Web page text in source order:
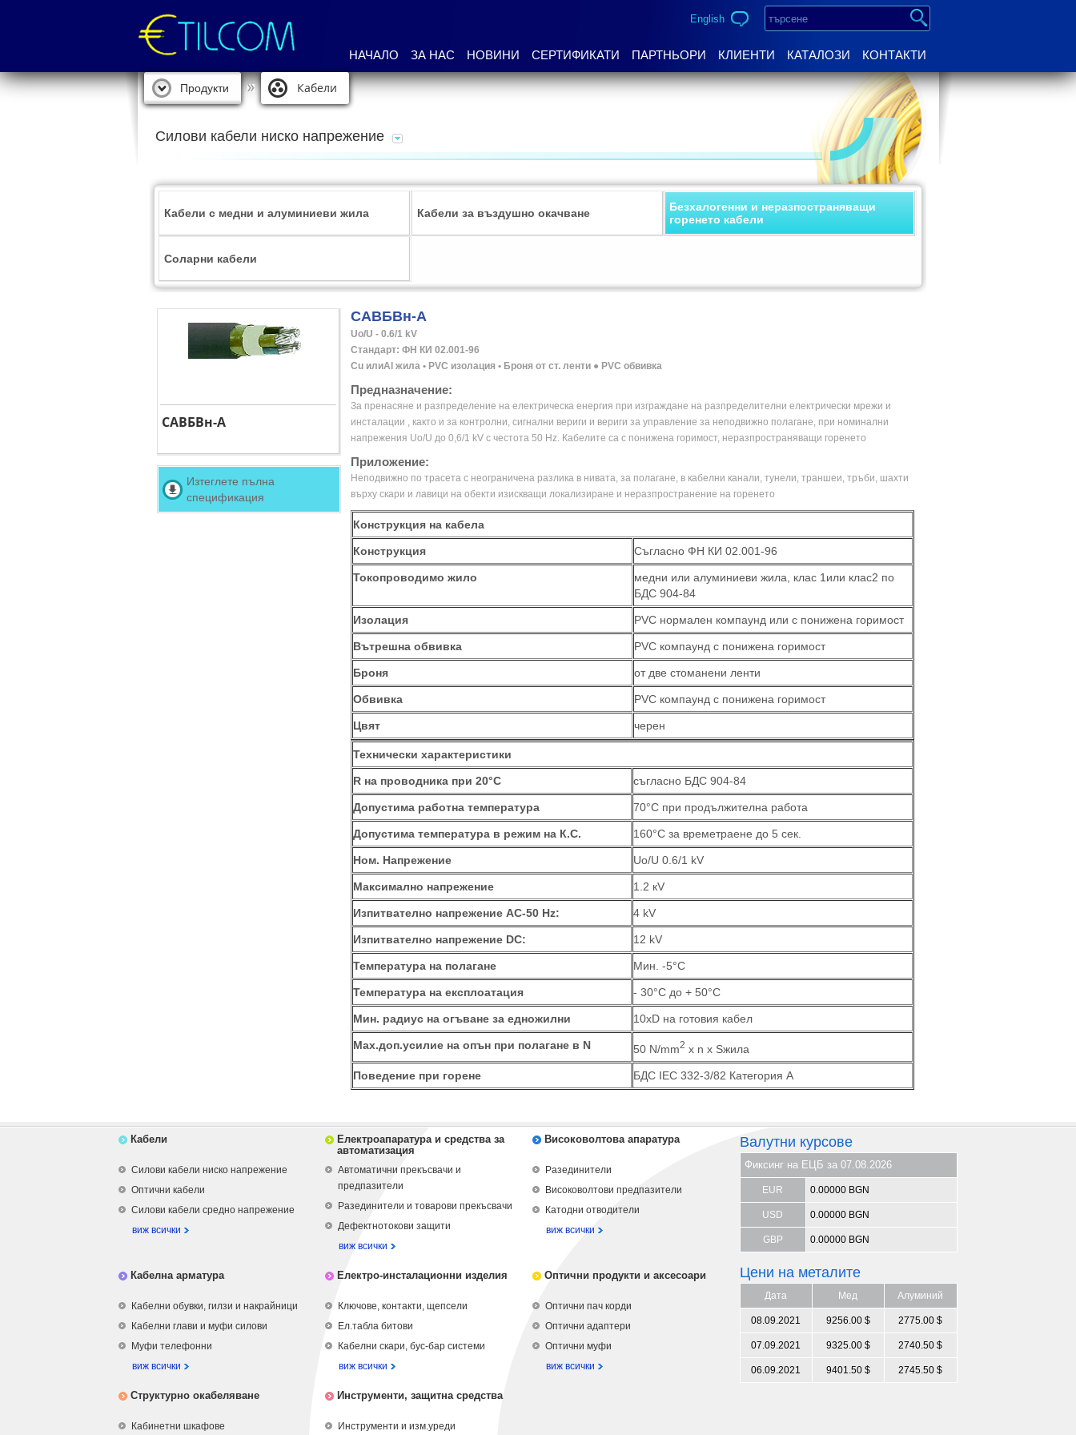
English
НАЧАЛО ЗА НАС НОВИНИ СЕРТИФИКАТИ ПАРТНЬОРИ КЛИЕНТИ КАТАЛОЗИ КОНТАКТИ
Продукти Кабели
Силови кабели ниско напрежение
Кабели с медни и алуминиеви жила Кабели за въздушно окачване
Безхалогенни и неразпостраняващи
горенето кабели
Соларни кабели
САВБВн-А
Изтеглете пълна
спецификация
САВБВн-А
Uo/U - 0.6/1 kV
Стандарт: ФН КИ 02.001-96
Cu илиAl жила • PVC изолация • Броня от ст. ленти ● PVC обвивка
Предназначение:
За пренасяне и разпределение на електрическа енергия при изграждане на разпределителни електрически мрежи и
инсталации , както и за контролни, сигнални вериги и вериги за управление за неподвижно полагане, при номинални
напрежения Uo/U до 0,6/1 kV с честота 50 Hz. Кабелите са с понижена горимост, неразпространяващи горенето
Приложение:
Неподвижно по трасета с неограничена разлика в нивата, за полагане, в кабелни канали, тунели, траншеи, тръби, шахти
върху скари и лавици на обекти изискващи локализиране и неразпространение на горенето
Конструкция на кабела
Конструкция Съгласно ФН КИ 02.001-96
Токопроводимо жило
медни или алуминиеви жила, клас 1или клас2 по
БДС 904-84
Изолация PVC нормален компаунд или с понижена горимост
Вътрешна обвивка PVC компаунд с понижена горимост
Броня от две стоманени ленти
Обвивка PVC компаунд с понижена горимост
Цвят черен
Технически характеристики
R на проводника при 20°C съгласно БДС 904-84
Допустима работна температура 70°C при продължителна работа
Допустима температура в режим на К.С. 160°C за времетраене до 5 сек.
Ном. Напрежение Uo/U 0.6/1 kV
Максимално напрежение 1.2 кV
Изпитвателно напрежение АС-50 Hz: 4 kV
Изпитвателно напрежение DC: 12 kV
Температура на полагане Мин. -5°С
Температура на експлоатация - 30°C до + 50°C
Мин. радиус на огъване за едножилни 10xD на готовия кабел
Мах.доп.усилие на опън при полагане в N 50 N/mm2 x n x Sжила
Поведение при горене БДС IEC 332-3/82 Категория А
Кабели
Силови кабели ниско напрежение
Оптични кабели
Силови кабели средно напрежение
виж всички
Електроапаратура и средства за
автоматизация
Автоматични прекъсвачи и
предпазители
Разединители и товарови прекъсвачи
Дефектнотокови защити
виж всички
Високоволтова апаратура
Разединители
Високоволтови предпазители
Катодни отводители
виж всички
Кабелна арматура
Кабелни обувки, гилзи и накрайници
Кабелни глави и муфи силови
Муфи телефонни
виж всички
Електро-инсталационни изделия
Ключове, контакти, щепсели
Ел.табла битови
Кабелни скари, бус-бар системи
виж всички
Оптични продукти и аксесоари
Оптични пач корди
Оптични адаптери
Оптични муфи
виж всички
Структурно окабеляване
Кабинетни шкафове
Инструменти, защитна средства
Инструменти и изм.уреди
Валутни курсове
Фиксинг на ЕЦБ за 07.08.2026
EUR 0.00000 BGN
USD 0.00000 BGN
GBP 0.00000 BGN
Цени на металите
Дата Мед Алуминий
08.09.2021 9256.00 $ 2775.00 $
07.09.2021 9325.00 $ 2740.50 $
06.09.2021 9401.50 $ 2745.50 $